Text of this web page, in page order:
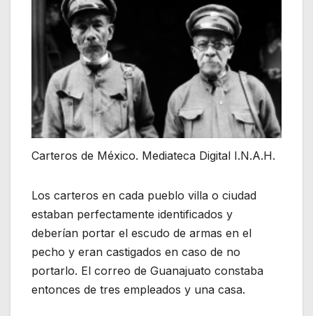
Carteros de México. Mediateca Digital I.N.A.H.
Los carteros en cada pueblo villa o ciudad
estaban perfectamente identificados y
deberían portar el escudo de armas en el
pecho y eran castigados en caso de no
portarlo. El correo de Guanajuato constaba
entonces de tres empleados y una casa.